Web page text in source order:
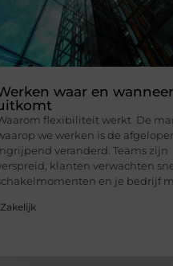
waar en
flexibiliteit werkt De
we werken is de
veranderd. Teams zijn
klanten verwachten
en je bedrijf
Zakelijk